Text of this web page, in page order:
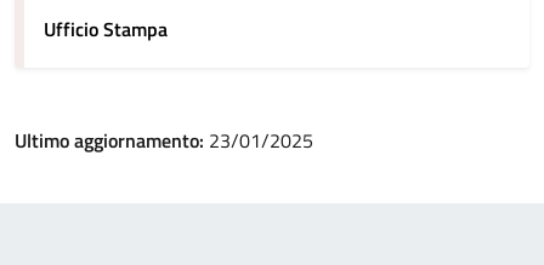
Ufficio Stampa
Ultimo aggiornamento: 23/01/2025